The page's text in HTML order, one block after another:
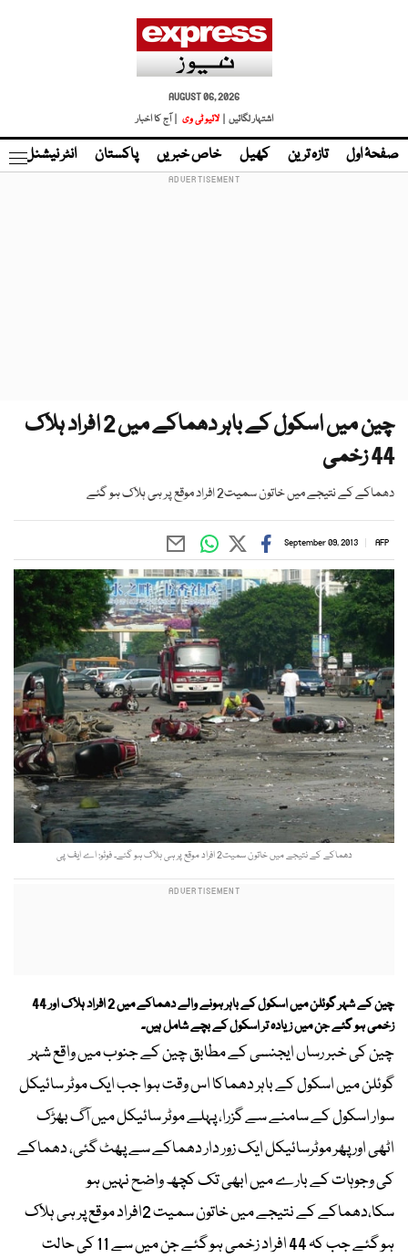
AUGUST 06, 2026
اشتہار لگائیں |
لائیو ٹی وی | آج کا اخبار
صفحۂ اول تازہ ترین کھیل خاص خبریں پاکستان انٹر نیشنل
چین میں اسکول کے باہر دھماکے میں 2 افراد ہلاک
44 زخمی
دھماکے کے نتیجے میں خاتون سمیت2 افراد موقع پر ہی ہلاک ہو گئے
AFP
September 09, 2013
دھماکے کے نتیجے میں خاتون سمیت2 افراد موقع پر ہی ہلاک ہو گئے۔ فوٹو: اے ایف پی
چین کے شہر گوئلن میں اسکول کے باہر ہونے والے دھماکے میں 2 افراد ہلاک اور 44
زخمی ہو گئے جن میں زیادہ تر اسکول کے بچے شامل ہیں۔
چین کی خبر رساں ایجنسی کے مطابق چین کے جنوب میں واقع شہر
گوئلن میں اسکول کے باہر دھماکا اس وقت ہوا جب ایک موٹر سائیکل
سوار اسکول کے سامنے سے گزرا، پہلے موٹر سائیکل میں آگ بھڑک
اٹھی اور پھر موٹرسائیکل ایک زور دار دھماکے سے پھٹ گئی، دھماکے
کی وجوہات کے بارے میں ابھی تک کچھ واضح نہیں ہو
سکا،دھماکے کے نتیجے میں خاتون سمیت 2افراد موقع پر ہی ہلاک
ہو گئے جب کہ 44 افراد زخمی ہو گئے جن میں سے 11 کی حالت